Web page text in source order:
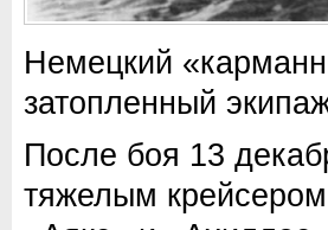
Немецкий
затопленный
После боя 13
тяжелым